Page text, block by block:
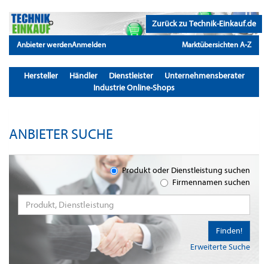
Zurück zu Technik-Einkauf.de
Anbieter werdenAnmelden Marktübersichten A-Z
Hersteller Händler Dienstleister
Unternehmensberater
Industrie Online-Shops
ANBIETER SUCHE
Produkt oder Dienstleistung suchen
Firmennamen suchen
Erweiterte Suche
Finden!